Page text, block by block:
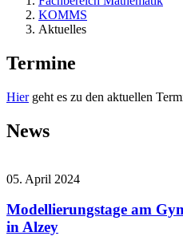
KOMMS
Aktuelles
Termine
Hiergeht es zu den aktuellen
News
05. April 2024
Modellierungstage am
in Alzey